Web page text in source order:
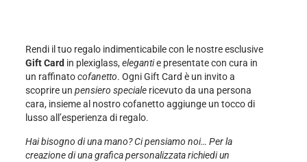
Rendi il tuo regalo indimenticabile con le nostre esclusive
Gift Card in plexiglass,elegantie presentate con cura in
un raffinatocofanetto. Ogni Gift Card è un invito a
scoprire un pensiero specialericevuto da una persona
cara, insieme al nostro cofanetto aggiunge un tocco di
lusso all’esperienza di regalo.
Hai bisogno di una mano? Ci pensiamo noi… Per la
creazione di una grafica personalizzata richiedi un